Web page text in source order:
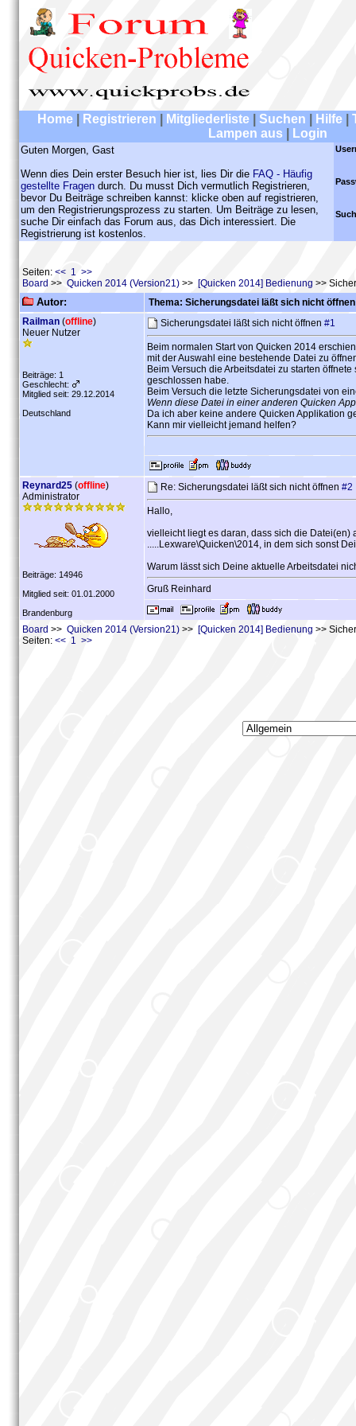
Home Registrieren Mitgliederliste Suchen Hilfe
Lampen aus
Login
Guten Morgen, Gast
Wenn dies Dein erster Besuch hier ist, lies Dir die FAQ - Häufig
gestellte Fragen durch. Du musst Dich vermutlich Registrieren,
bevor Du Beiträge schreiben kannst: klicke oben auf registrieren,
um den Registrierungsprozess zu starten. Um Beiträge zu lesen,
suche Dir einfach das Forum aus, das Dich interessiert. Die
Registrierung ist kostenlos.
Seiten: << 1 >>
Board >> Quicken 2014 (Version21) >> [Quicken 2014] Bedienung >>
Autor:
Thema: Sicherungsdatei läßt sich nicht öffnen
Railman (offline)
Neuer Nutzer
Beiträge: 1
Geschlecht:
Mitglied seit: 29.12.2014
Deutschland
Sicherungsdatei läßt sich nicht öffnen #1
Beim normalen Start von Quicken 2014
mit der Auswahl eine bestehende Datei zu
Beim Versuch die Arbeitsdatei zu starten
geschlossen habe.
Beim Versuch die letzte Sicherungsdatei von
Wenn diese Datei in einer anderen Quicken
Da ich aber keine andere Quicken Applikation
Kann mir vielleicht jemand helfen?
Reynard25 (offline)
Administrator
Beiträge: 14946
Mitglied seit: 01.01.2000
Brandenburg
Re: Sicherungsdatei läßt sich nicht öffnen #2
Hallo,
vielleicht liegt es daran, dass sich die
.....Lexware\Quicken\2014, in dem sich sonst
Warum lässt sich Deine aktuelle Arbeitsdatei
Gruß Reinhard
Board >> Quicken 2014 (Version21) >> [Quicken 2014] Bedienung >>
Seiten: << 1 >>